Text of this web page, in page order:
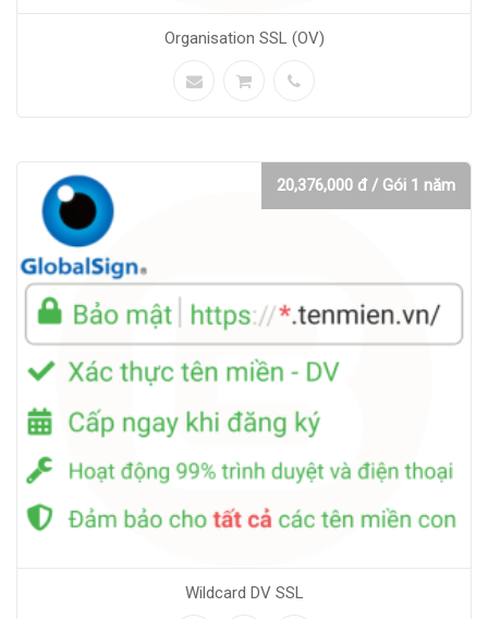
Organisation SSL (OV)
20,376,000 đ / Gói 1 năm
Wildcard DV SSL